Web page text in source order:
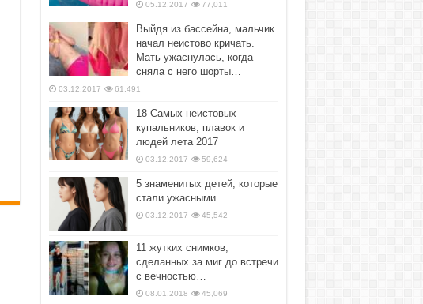
05.12.2017 77,011
Выйдя из бассейна, мальчик
начал неистово кричать.
Мать ужаснулась, когда
сняла с него шорты…
03.12.2017 61,491
18 Самых неистовых
купальников, плавок и
людей лета 2017
03.12.2017 59,624
5 знаменитых детей, которые
стали ужасными
03.12.2017 45,542
11 жутких снимков,
сделанных за миг до встречи
с вечностью…
08.01.2018 45,069